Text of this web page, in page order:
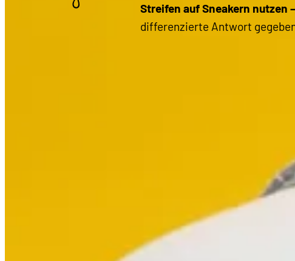
Streifen auf Sneakern nutzen
differenzierte Antwort